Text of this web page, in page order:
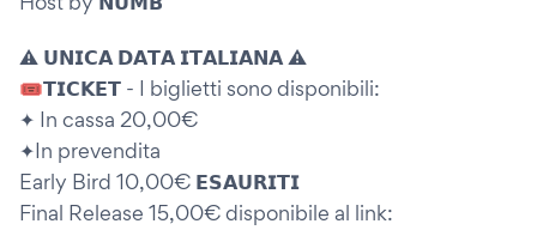
⚠️ 𝗨𝗡𝗜𝗖𝗔 𝗗𝗔𝗧𝗔 𝗜𝗧𝗔𝗟𝗜𝗔𝗡𝗔 ⚠️
🎟️𝗧𝗜𝗖𝗞𝗘𝗧 - I biglietti sono disponibili:
✦ In cassa 20,00€
✦In prevendita
Early Bird 10,00€ 𝗘𝗦𝗔𝗨𝗥𝗜𝗧𝗜
Final Release 15,00€ disponibile al link: